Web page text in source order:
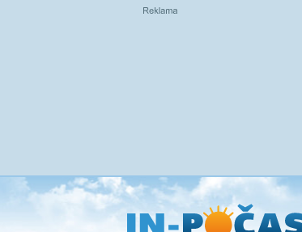
Přejít
na
hlavní
obsah